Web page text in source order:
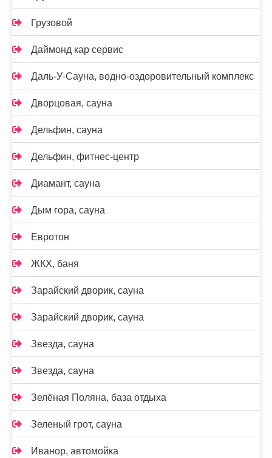
Грузовой
Даймонд кар сервис
Даль-У-Сауна, водно-оздоровительный комплекс
Дворцовая, сауна
Дельфин, сауна
Дельфин, фитнес-центр
Диамант, сауна
Дым гора, сауна
Евротон
ЖКХ, баня
Зарайский дворик, сауна
Зарайский дворик, сауна
Звезда, сауна
Звезда, сауна
Зелёная Поляна, база отдыха
Зеленый грот, сауна
Иванор, автомойка